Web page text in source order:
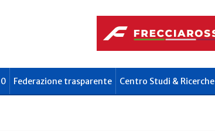
Federazione trasparente Centro Studi & Ricerche